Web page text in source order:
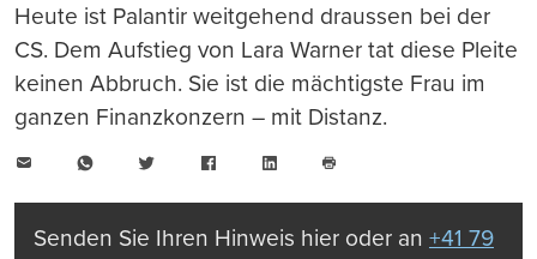
Heute ist Palantir weitgehend draussen bei der
CS. Dem Aufstieg von Lara Warner tat diese Pleite
keinen Abbruch. Sie ist die mächtigste Frau im
ganzen Finanzkonzern – mit Distanz.
WhatsAppTwitter FacebookLinkedIn
drucken
Senden Sie Ihren Hinweis hier oder an +41 79